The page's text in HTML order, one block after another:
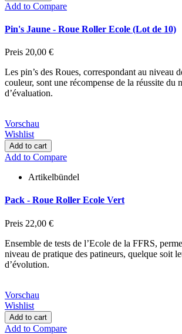
Add to Compare
Pin's Jaune - Roue Roller Ecole (Lot de 10)
Preis 20,00 €
Les pin’s des Roues, correspondant au niveau
couleur, sont une récompense de la réussite du
d’évaluation.
Vorschau
Wishlist
Add to cart
Add to Compare
Artikelbündel
Pack - Roue Roller Ecole Vert
Preis 22,00 €
Ensemble de tests de l’Ecole de la FFRS,
niveau de pratique des patineurs, quelque soit
d’évolution.
Vorschau
Wishlist
Add to cart
Add to Compare